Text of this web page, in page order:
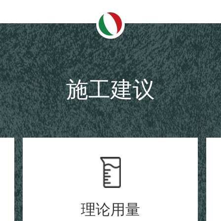
施工建议
理论用量